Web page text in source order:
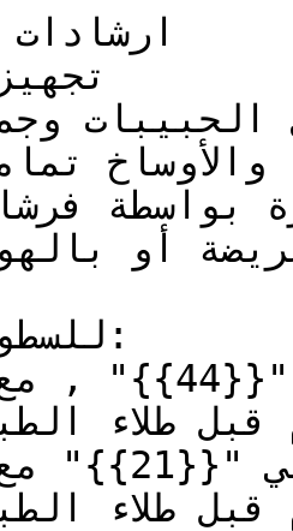
والأوساخ
أو
قبل طلاء
قبل طلاء